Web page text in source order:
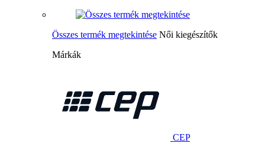
Összes termék megtekintése Női kiegészítők
Márkák
CEP